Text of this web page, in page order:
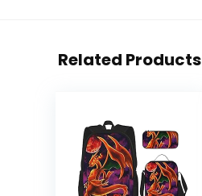
Related Products